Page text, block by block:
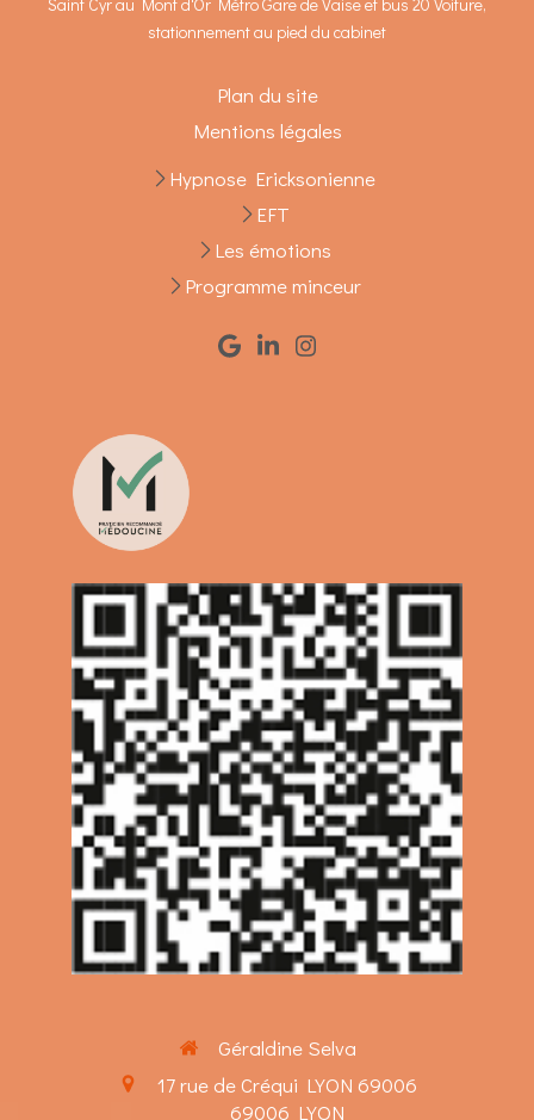
stationnement au pied du cabinet
Plan du site
Mentions légales
Hypnose Ericksonienne
EFT
Les émotions
Programme minceur
Géraldine Selva
17 rue de Créqui LYON 69006
69006 LYON